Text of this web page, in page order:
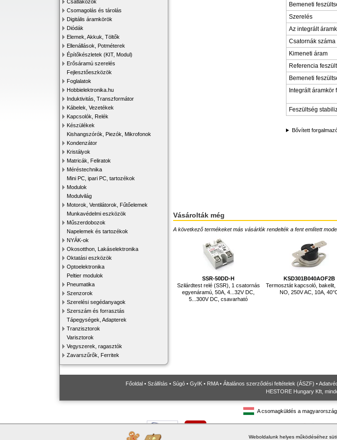
Csatlakozók
Csomagolás és tárolás
Digitális áramkörök
Diódák
Elemek, Akkuk, Töltők
Ellenállások, Potméterek
Építőkészletek (KIT, Modul)
Erősáramú szerelés
Fejlesztőeszközök
Foglalatok
Hobbielektronika.hu
Induktivitás, Transzformátor
Kábelek, Vezetékek
Kapcsolók, Relék
Készülékek
Kishangszórók, Piezók, Mikrofonok
Kondenzátor
Kristályok
Matricák, Feliratok
Méréstechnika
Mini PC, ipari PC, tartozékok
Modulok
Modulvilág
Motorok, Ventilátorok, Fűtőelemek
Munkavédelmi eszközök
Műszerdobozok
Napelemek és tartozékok
NYÁK-ok
Okosotthon, Lakáselektronika
Oktatási eszközök
Optoelektronika
Peltier modulok
Pneumatika
Szenzorok
Szerelési segédanyagok
Szerszám és forrasztás
Tápegységek, Adapterek
Tranzisztorok
Varisztorok
Vegyszerek, ragasztók
Zavarszűrők, Ferritek
Bemeneti
Szerelés
Az integrált
Csatornák száma
Kimeneti áram
Referencia
Bemeneti
Integrált áramkör
Feszültség
Bővített
Vásárolták még
A következő termékeket más vásárlók rendelték a fent említett
SSR-50DD-H
Szilárdtest relé (SSR), 1 csatornás
egyenáramú, 50A, 4...32V DC,
5...300V DC, csavarható
KSD301B040AOF2B
Termosztát kapcsoló, bakelit,
NO, 250V AC, 10A,
Főoldal • Szállítás • Súgó • GyIK • RMA• Általános szerződési feltételek (ÁSZF) •
HESTORE Hungary Kft,
Weboldalunk helyes működéséhez
A csomagküldés a